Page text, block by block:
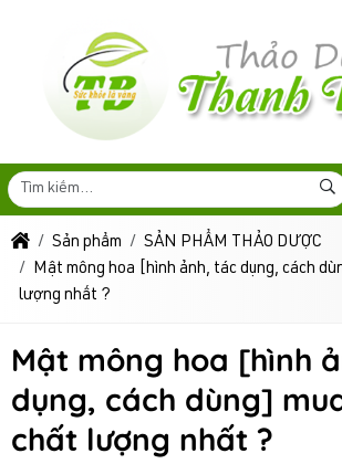
Sản phẩm
SẢN PHẨM THẢO DƯỢC
Mật mông hoa [hình ảnh, tác dụng, cách
lượng nhất ?
Mật mông hoa [hình
dụng, cách dùng]
chất lượng nhất ?